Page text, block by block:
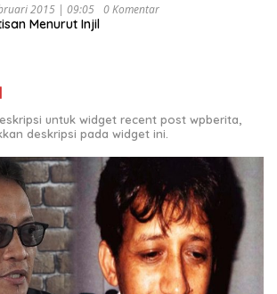
2015 | 09:05 0 Komentar
Menurut Injil
untuk widget recent post wpberita,
deskripsi pada widget ini.